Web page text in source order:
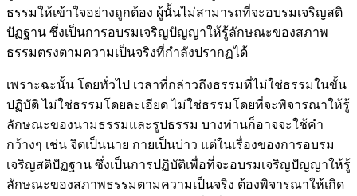
ธรรมให้เข้าใจอย่างถูกต้อง ผู้นั้นไม่สามารถที่จะอบรมเจริญสติ
ปัฏฐาน ซึ่งเป็นการอบรมเจริญปัญญาให้รู้ลักษณะของสภาพ
ธรรมตรงตามความเป็นจริงที่กำลังปรากฏได้
เพราะฉะนั้น โดยทั่วไป เวลาที่กล่าวถึงธรรมที่ไม่ใช่ธรรมในขั้น
ปฏิบัติ ไม่ใช่ธรรมโดยละเอียด ไม่ใช่ธรรมโดยที่จะพิจารณาให้รู้
ลักษณะของนามธรรมและรูปธรรม บางท่านก็อาจจะใช้คำ
กว้างๆ เช่น จิตเป็นนาย กายเป็นบ่าว แต่ในเรื่องของการอบรม
เจริญสติปัฏฐาน ซึ่งเป็นการปฏิบัติเพื่อที่จะอบรมเจริญปัญญาให้รู้
ลักษณะของสภาพธรรมตามความเป็นจริง ต้องพิจารณาให้เกิด